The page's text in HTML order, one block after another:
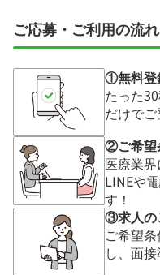
ご応募・ご利用の流れ
①無料登
たった
だけでご
②ご希望
医療業界
LINEや
す！
③求人の
ご希望
し、面